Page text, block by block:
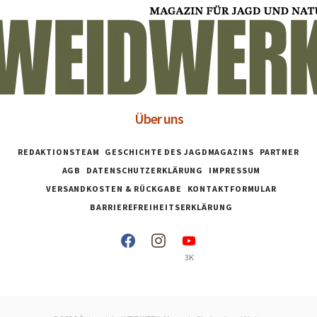
Über uns
REDAKTIONSTEAM GESCHICHTE DES JAGDMAGAZINS
PARTNER
AGB
DATENSCHUTZERKLÄRUNG
IMPRESSUM
VERSANDKOSTEN & RÜCKGABE
KONTAKTFORMULAR
BARRIEREFREIHEITSERKLÄRUNG
3K